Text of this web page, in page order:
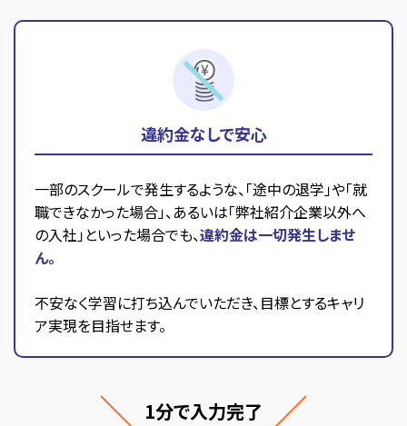
違約金なしで安心
一部のスクールで発生するような、「途中の退学」や「就
職できなかった場合」、あるいは「弊社紹介企業以外へ
の入社」といった場合でも、違約金は一切発生しませ
ん。
不安なく学習に打ち込んでいただき、目標とするキャリ
ア実現を目指せます。
1分で入力完了